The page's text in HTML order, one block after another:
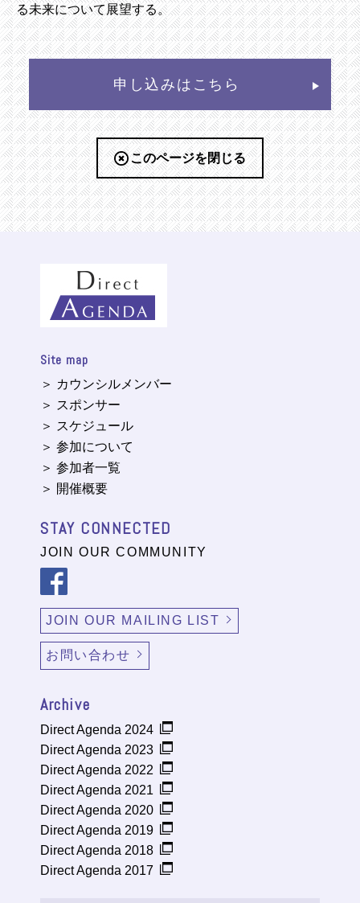
る未来について展望する。
申し込みはこちら
このページを閉じる
Site map
＞ カウンシルメンバー
＞ スポンサー
＞ スケジュール
＞ 参加について
＞ 参加者一覧
＞ 開催概要
STAY CONNECTED
JOIN OUR COMMUNITY
JOIN OUR MAILING LIST
お問い合わせ
Archive
Direct Agenda 2024
Direct Agenda 2023
Direct Agenda 2022
Direct Agenda 2021
Direct Agenda 2020
Direct Agenda 2019
Direct Agenda 2018
Direct Agenda 2017